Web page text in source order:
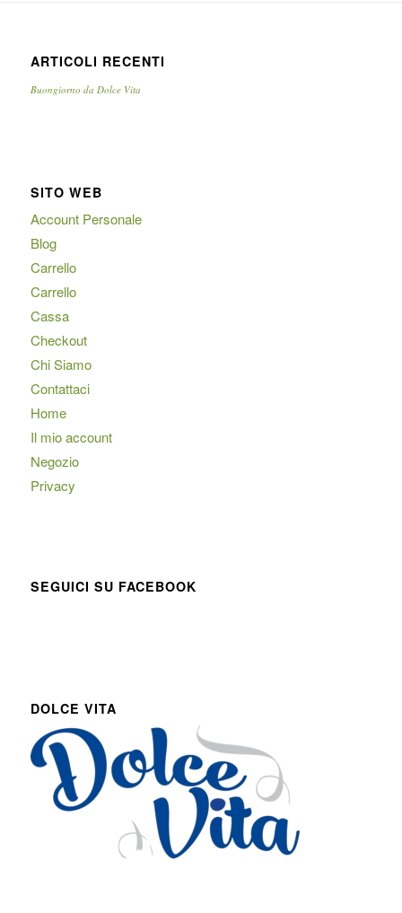
ARTICOLI RECENTI
Buongiorno da Dolce Vita
SITO WEB
Account Personale
Blog
Carrello
Carrello
Cassa
Checkout
Chi Siamo
Contattaci
Home
Il mio account
Negozio
Privacy
SEGUICI SU FACEBOOK
DOLCE VITA